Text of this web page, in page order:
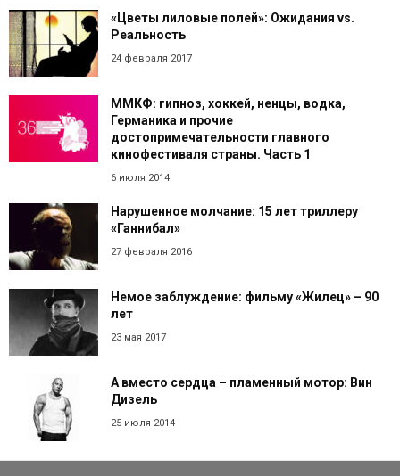
«Цветы лиловые полей»: Ожидания vs.
Реальность
24 февраля 2017
ММКФ: гипноз, хоккей, ненцы, водка,
Германика и прочие
достопримечательности главного
кинофестиваля страны. Часть 1
6 июля 2014
Нарушенное молчание: 15 лет триллеру
«Ганнибал»
27 февраля 2016
Немое заблуждение: фильму «Жилец» – 90
лет
23 мая 2017
А вместо сердца – пламенный мотор: Вин
Дизель
25 июля 2014